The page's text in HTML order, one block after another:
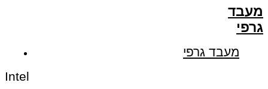
מעבד
גרפי
מעבד גרפי
Intel